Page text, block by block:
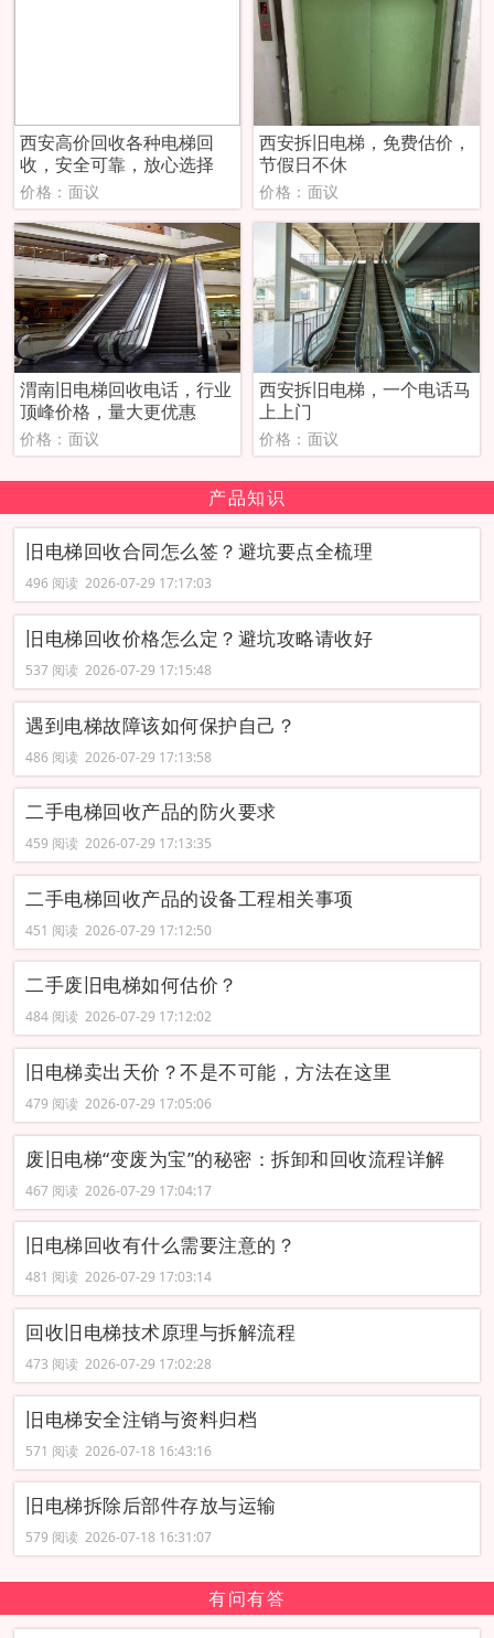
西安高价回收各种电梯回
收，安全可靠，放心选择
价格：面议
西安拆旧电梯，免费估价，
节假日不休
价格：面议
渭南旧电梯回收电话，行业
顶峰价格，量大更优惠
价格：面议
西安拆旧电梯，一个电话马
上上门
价格：面议
产品知识
旧电梯回收合同怎么签？避坑要点全梳理
496 阅读 2026-07-29 17:17:03
旧电梯回收价格怎么定？避坑攻略请收好
537 阅读 2026-07-29 17:15:48
遇到电梯故障该如何保护自己？
486 阅读 2026-07-29 17:13:58
二手电梯回收产品的防火要求
459 阅读 2026-07-29 17:13:35
二手电梯回收产品的设备工程相关事项
451 阅读 2026-07-29 17:12:50
二手废旧电梯如何估价？
484 阅读 2026-07-29 17:12:02
旧电梯卖出天价？不是不可能，方法在这里
479 阅读 2026-07-29 17:05:06
废旧电梯“变废为宝”的秘密：拆卸和回收流程详解
467 阅读 2026-07-29 17:04:17
旧电梯回收有什么需要注意的？
481 阅读 2026-07-29 17:03:14
回收旧电梯技术原理与拆解流程
473 阅读 2026-07-29 17:02:28
旧电梯安全注销与资料归档
571 阅读 2026-07-18 16:43:16
旧电梯拆除后部件存放与运输
579 阅读 2026-07-18 16:31:07
有问有答